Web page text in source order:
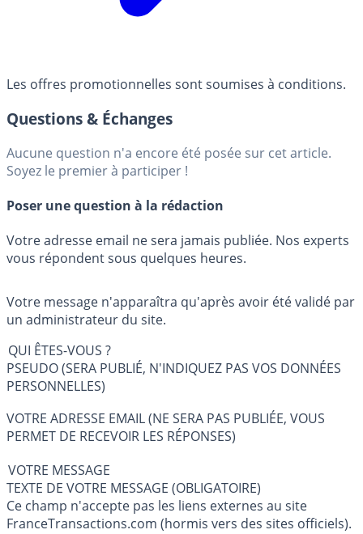
Les offres promotionnelles sont soumises à conditions.
Questions & Échanges
Aucune question n'a encore été posée sur cet article.
Soyez le premier à participer !
Poser une question à la rédaction
Votre adresse email ne sera jamais publiée. Nos experts
vous répondent sous quelques heures.
Votre message n'apparaîtra qu'après avoir été validé par
un administrateur du site.
QUI ÊTES-VOUS ?
PSEUDO (SERA PUBLIÉ, N'INDIQUEZ PAS VOS DONNÉES
PERSONNELLES)
VOTRE ADRESSE EMAIL (NE SERA PAS PUBLIÉE, VOUS
PERMET DE RECEVOIR LES RÉPONSES)
VOTRE MESSAGE
TEXTE DE VOTRE MESSAGE (OBLIGATOIRE)
Ce champ n'accepte pas les liens externes au site
FranceTransactions.com (hormis vers des sites officiels).